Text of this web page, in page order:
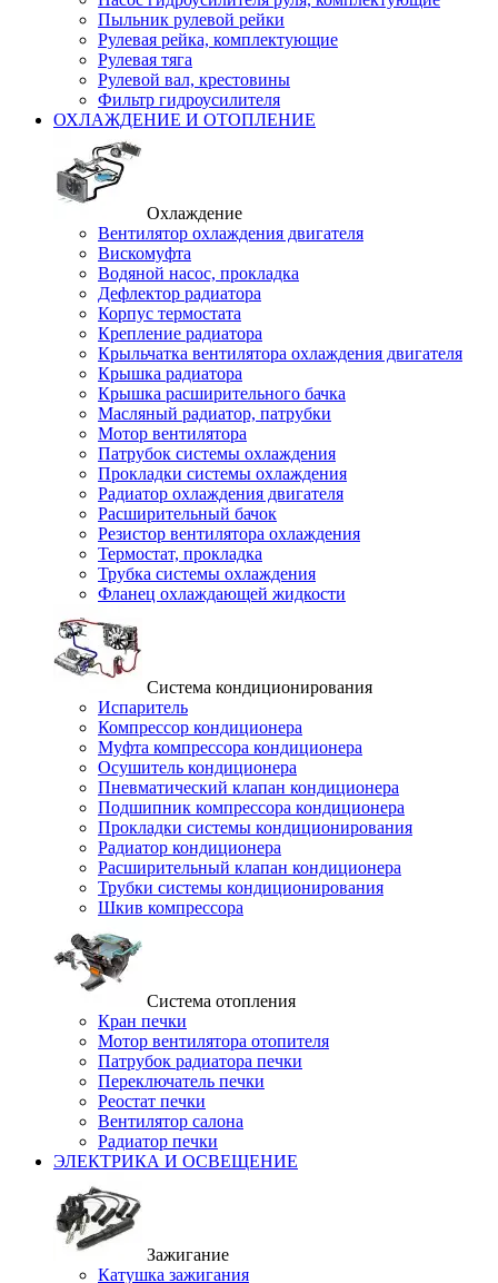
Пыльник рулевой рейки
Рулевая рейка, комплектующие
Рулевая тяга
Рулевой вал, крестовины
Фильтр гидроусилителя
ОХЛАЖДЕНИЕ И ОТОПЛЕНИЕ
Охлаждение
Вентилятор охлаждения двигателя
Вискомуфта
Водяной насос, прокладка
Дефлектор радиатора
Корпус термостата
Крепление радиатора
Крыльчатка вентилятора охлаждения двигателя
Крышка радиатора
Крышка расширительного бачка
Масляный радиатор, патрубки
Мотор вентилятора
Патрубок системы охлаждения
Прокладки системы охлаждения
Радиатор охлаждения двигателя
Расширительный бачок
Резистор вентилятора охлаждения
Термостат, прокладка
Трубка системы охлаждения
Фланец охлаждающей жидкости
Система кондиционирования
Испаритель
Компрессор кондиционера
Муфта компрессора кондиционера
Осушитель кондиционера
Пневматический клапан кондиционера
Подшипник компрессора кондиционера
Прокладки системы кондиционирования
Радиатор кондиционера
Расширительный клапан кондиционера
Трубки системы кондиционирования
Шкив компрессора
Система отопления
Кран печки
Мотор вентилятора отопителя
Патрубок радиатора печки
Переключатель печки
Реостат печки
Вентилятор салона
Радиатор печки
ЭЛЕКТРИКА И ОСВЕЩЕНИЕ
Зажигание
Катушка зажигания